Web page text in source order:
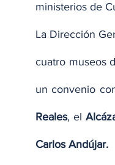
ministerios de
La Dirección
cuatro museos
un convenio
Reales, el
Carlos Andújar.